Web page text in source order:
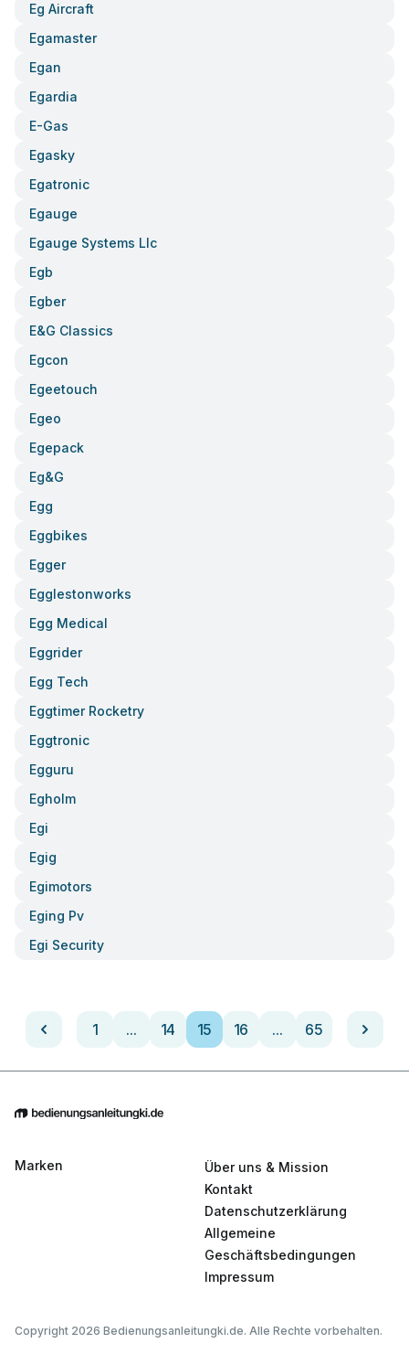
Eg Aircraft
Egamaster
Egan
Egardia
E-Gas
Egasky
Egatronic
Egauge
Egauge Systems Llc
Egb
Egber
E&g Classics
Egcon
Egeetouch
Egeo
Egepack
Eg&g
Egg
Eggbikes
Egger
Egglestonworks
Egg Medical
Eggrider
Egg Tech
Eggtimer Rocketry
Eggtronic
Egguru
Egholm
Egi
Egig
Egimotors
Eging Pv
Egi Security
1 ... 14 15 16 ... 65
Marken
Über uns & Mission
Kontakt
Datenschutzerklärung
Allgemeine
Geschäftsbedingungen
Impressum
Copyright 2026 Bedienungsanleitungki.de. Alle Rechte vorbehalten.